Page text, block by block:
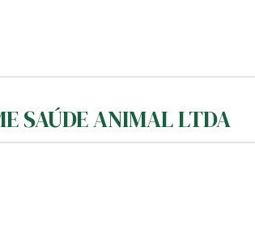
SAÚDE ANIMAL LTDA